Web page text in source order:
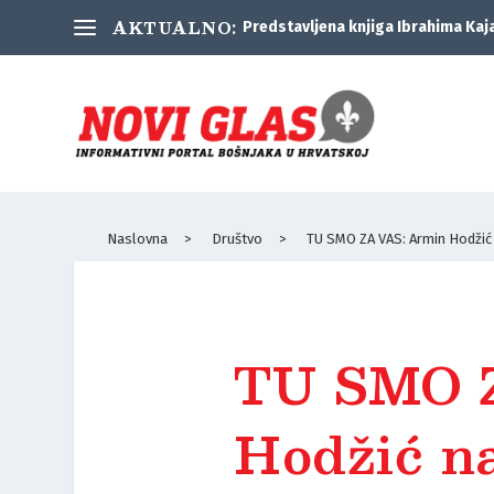
AKTUALNO: Predstavljena knjiga Ibrahima
Naslovna > Društvo > TU SMO ZA VAS: Armin
TU
Hodžić